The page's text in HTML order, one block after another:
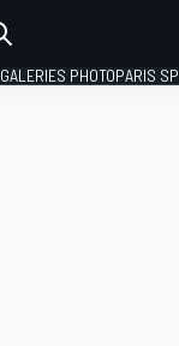
GALERIES PHOTOPARIS